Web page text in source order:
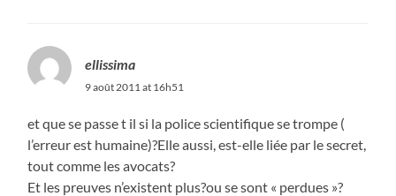
ellissima
9 août 2011 at 16h51
et que se passe t il si la police scientifique se trompe (
l’erreur est humaine)?Elle aussi, est-elle liée par le secret,
tout comme les avocats?
Et les preuves n’existent plus?ou se sont « perdues »?